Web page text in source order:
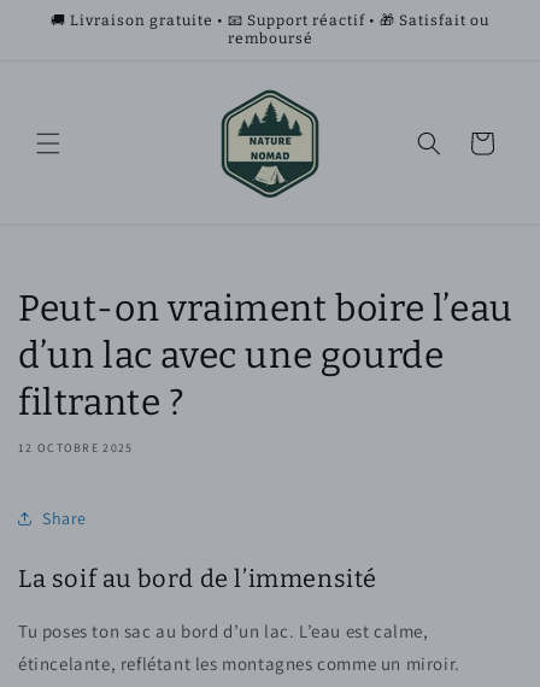
passer
🚚 Livraison gratuite • 📧 Support réactif • 🎁 Satisfait ou
remboursé
Panier
Peut-on vraiment boire l’eau
d’un lac avec une gourde
filtrante ?
12 OCTOBRE 2025
Share
La soif au bord de l’immensité
Tu poses ton sac au bord d’un lac. L’eau est calme,
étincelante, reflétant les montagnes comme un miroir.